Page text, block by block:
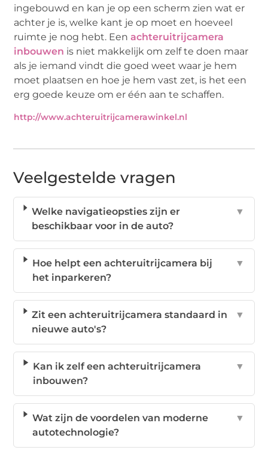
ingebouwd en kan je op een scherm zien wat er
achter je is, welke kant je op moet en hoeveel
ruimte je nog hebt. Eenachteruitrijcamera
inbouwen is niet makkelijk om zelf te doen maar
als je iemand vindt die goed weet waar je hem
moet plaatsen en hoe je hemvast zet, is het een
erg goede keuze om er één aan te schaffen.
http://www.achteruitrijcamerawinkel.nl
Veelgestelde vragen
Welke navigatieopsties zijn er
beschikbaar voor in de auto?
▼
Hoe helpt een achteruitrijcamera bij
het inparkeren?
▼
Zit een achteruitrijcamera standaard in
nieuwe auto's?
▼
Kan ik zelf een achteruitrijcamera
inbouwen?
▼
Wat zijn de voordelen van moderne
autotechnologie?
▼